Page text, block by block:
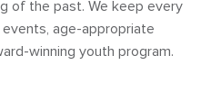
of the past. We keep every
age-appropriate
winning youth program.